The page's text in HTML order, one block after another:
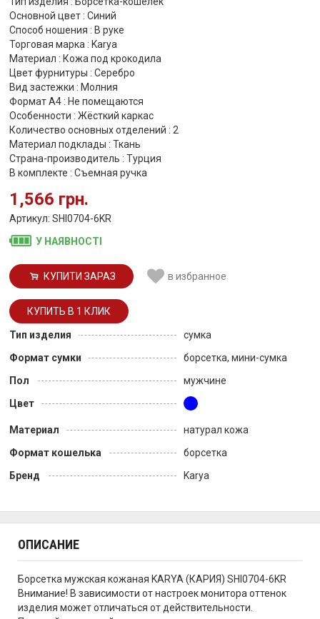
Основной цвет : Синий
Способ ношения : В руке
Торговая марка : Karya
Материал : Кожа под крокодила
Цвет фурнитуры : Серебро
Вид застежки : Молния
Формат А4 : Не помещаются
Особенности : Жёсткий каркас
Количество основных отделений : 2
Материал подклады : Ткань
Страна-производитель : Турция
В комплекте : Съемная ручка
1,566 грн.
Артикул: SHI0704-6KR
У НАЯВНОСТІ
КУПИТИ ЗАРАЗ в избранное
Тип изделия
сумка
Формат сумки
борсетка, мини-сумка
Пол
мужчине
Цвет
Материал
натурал кожа
Формат кошелька
борсетка
Бренд
Karya
ОПИСАНИЕ
Борсетка мужская кожаная KARYA (КАРИЯ) SHI0704-6KR
Внимание! В зависимости от настроек монитора оттенок
изделия может отличаться от действительности.